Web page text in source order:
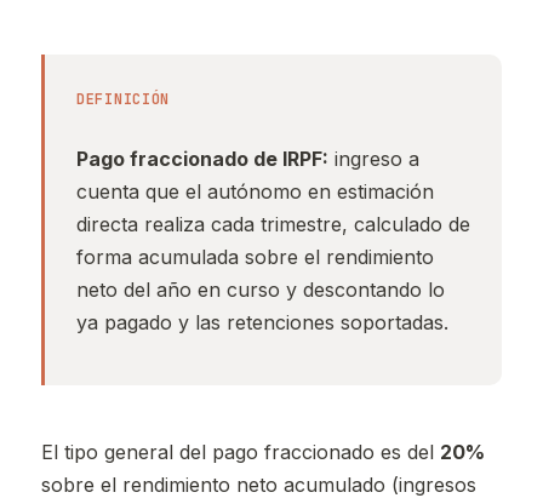
DEFINICIÓN
Pago fraccionado de IRPF: ingreso a
cuenta que el autónomo en estimación
directa realiza cada trimestre, calculado de
forma acumulada sobre el rendimiento
neto del año en curso y descontando lo
ya pagado y las retenciones soportadas.
El tipo general del pago fraccionado es del 20%
sobre el rendimiento neto acumulado (ingresos